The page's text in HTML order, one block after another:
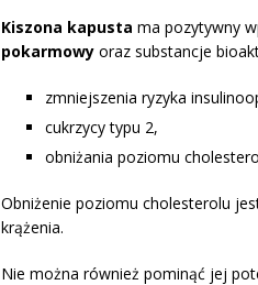
Kiszona kapusta ma pozytywny
pokarmowy oraz substancje
zmniejszenia ryzyka
cukrzycy typu 2,
obniżania poziomu
Obniżenie poziomu cholesterolu
krążenia.
Nie można również pominąć jej